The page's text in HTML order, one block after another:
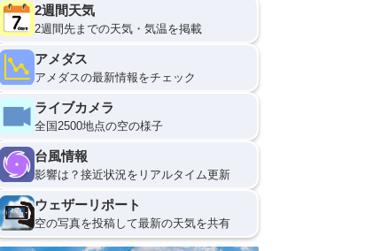
2週間天気
2週間先までの天気・気温を掲載
アメダス
アメダスの最新情報をチェック
ライブカメラ
全国2500地点の空の様子
台風情報
影響は？接近状況をリアルタイム更新
ウェザーリポート
空の写真を投稿して最新の天気を共有